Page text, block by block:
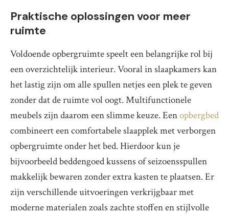
Praktische oplossingen voor meer
ruimte
Voldoende opbergruimte speelt een belangrijke rol bij
een overzichtelijk interieur. Vooral in slaapkamers kan
het lastig zijn om alle spullen netjes een plek te geven
zonder dat de ruimte vol oogt. Multifunctionele
meubels zijn daarom een slimme keuze. Eenopbergbed
combineert een comfortabele slaapplek met verborgen
opbergruimte onder het bed. Hierdoor kun je
bijvoorbeeld beddengoed kussens of seizoensspullen
makkelijk bewaren zonder extra kasten te plaatsen. Er
zijn verschillende uitvoeringen verkrijgbaar met
moderne materialen zoals zachte stoffen en stijlvolle